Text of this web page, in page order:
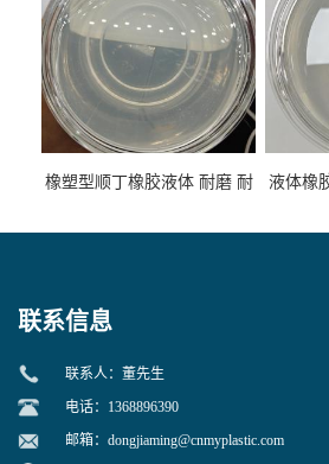
橡塑型顺丁橡胶液体 耐磨 耐
液体橡
联系信息
联系人：董先生
电话：1368896390
邮箱： dongjiaming@cnmyplastic.com